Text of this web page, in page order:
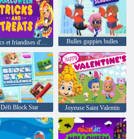
Trucs et friandises d'Halloween Bulles guppies bulles
Défi Block Star Joyeuse Saint Valentin